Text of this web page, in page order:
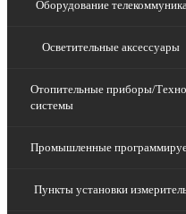
Оборудование
Осветительные аксессуары
Отопительные приборы/
системы
Промышленные
Пункты установки